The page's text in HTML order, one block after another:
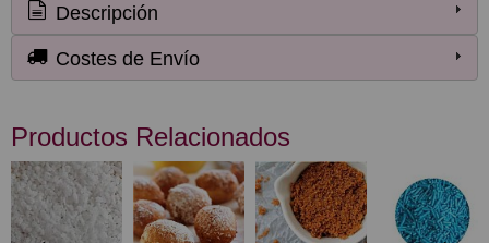
Descripción
Costes de Envío
Productos Relacionados